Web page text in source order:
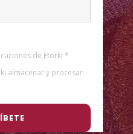
de Etorki *
almacenar y procesar